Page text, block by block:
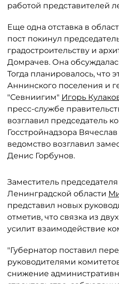
работой представителей
Еще одна отставка в
пост покинул
градостроительству и
Домрачев. Она
Тогда планировалось, что
Аннинского поселения и
"Севниигим" Игорь
пресс-службе
возглавил председатель
Госстройнадзора
ведомство возглавил
Денис Горбунов.
Заместитель
Ленинградской области
представил новых
отметив, что связка из
усилит взаимодействие
"Губернатор поставил
руководителями
снижение